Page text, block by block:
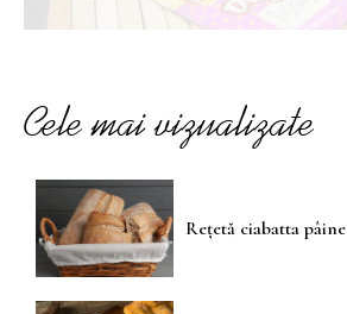
Cele mai vizualizate
Rețetă ciabatta pâine